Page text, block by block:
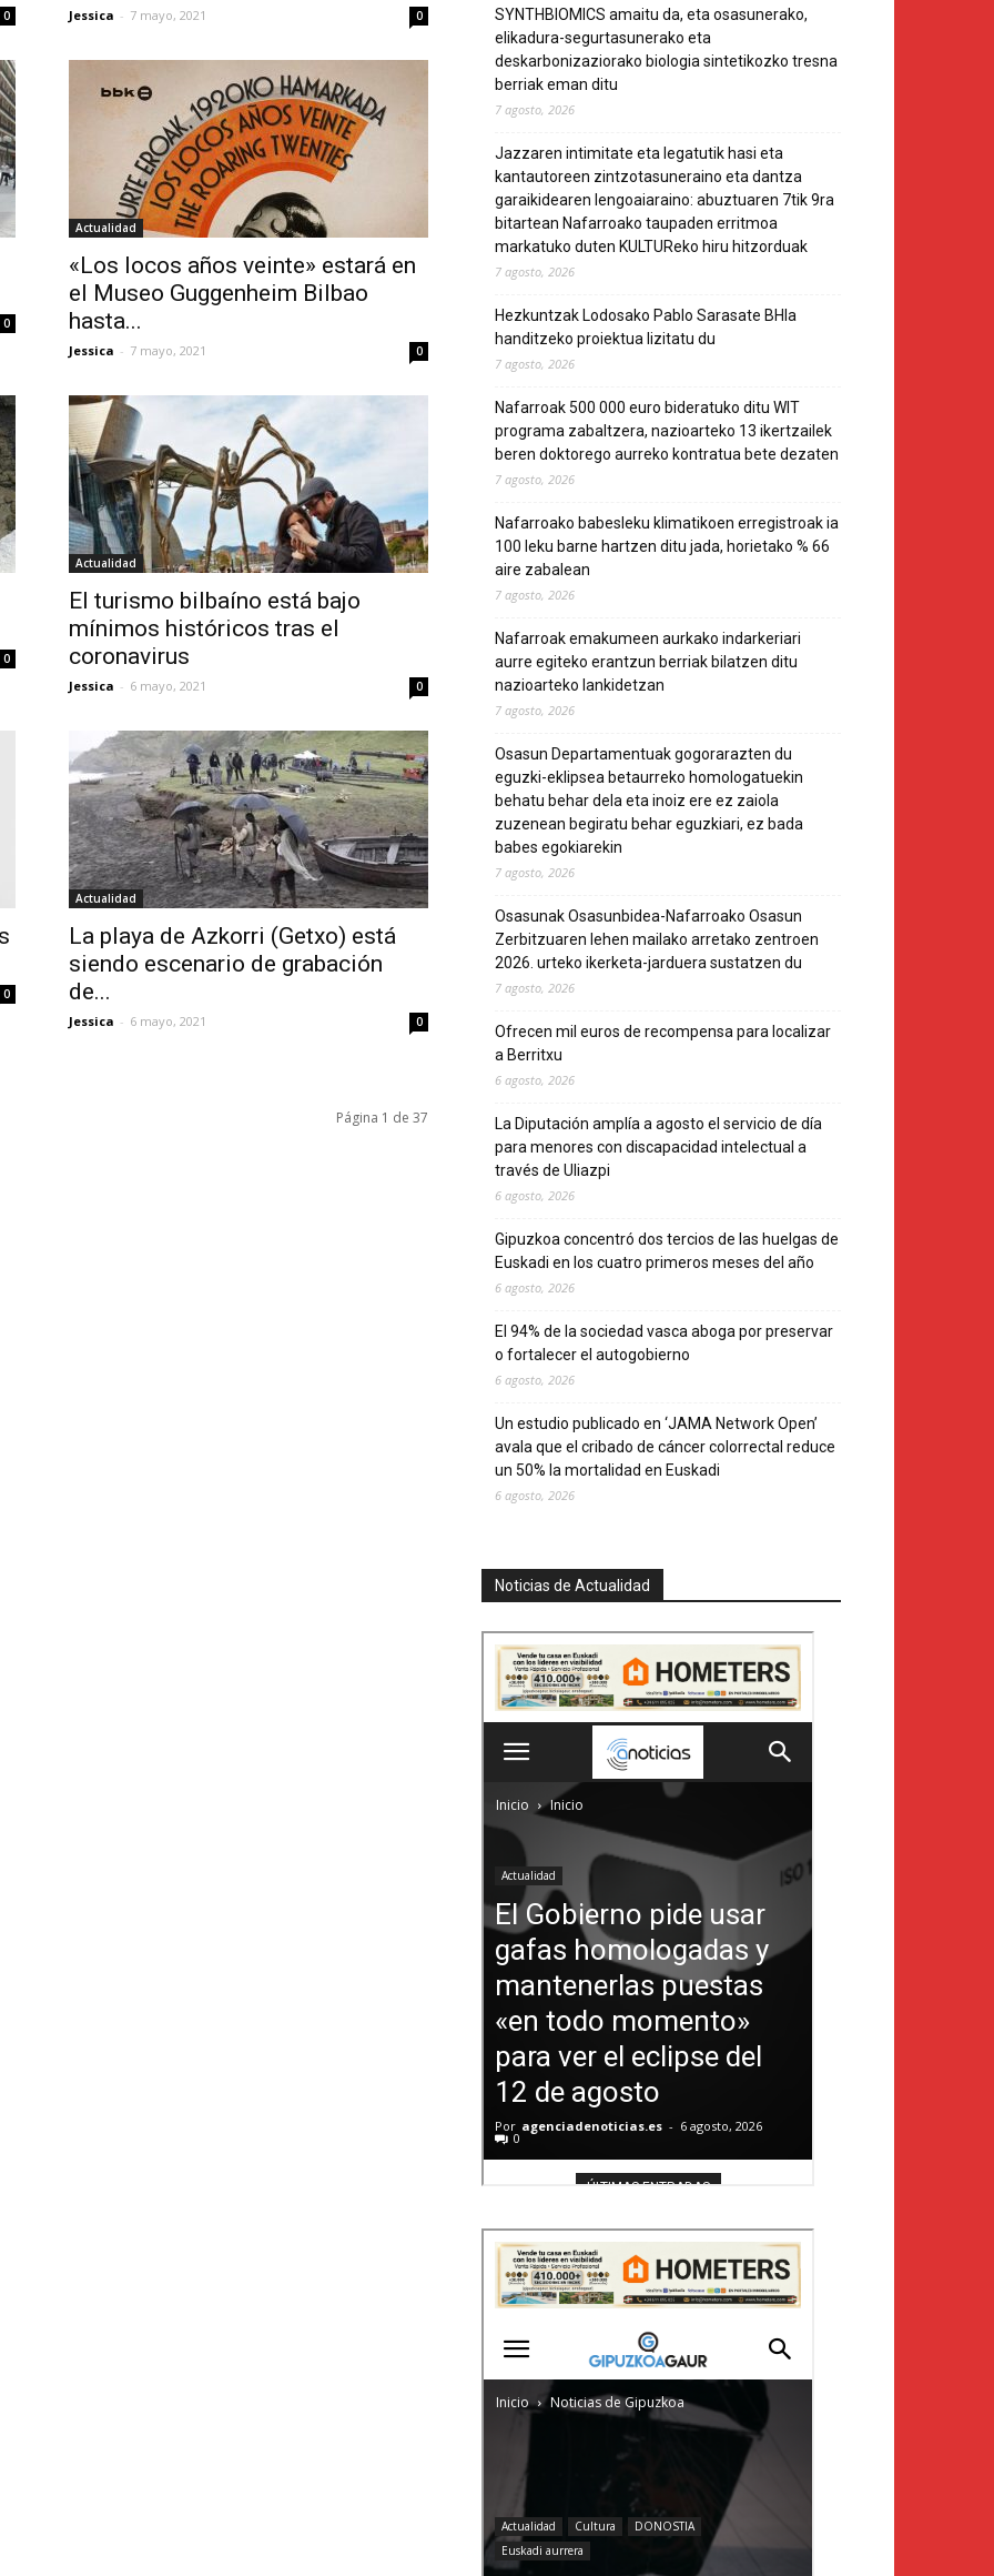
0 Jessica - 7 mayo, 2021 0
0
Actualidad
«Los locos años veinte» estará en
el Museo Guggenheim Bilbao
hasta...
Jessica - 7 mayo, 2021 0
0
Actualidad
El turismo bilbaíno está bajo
mínimos históricos tras el
coronavirus
Jessica - 6 mayo, 2021 0
0
Actualidad
La playa de Azkorri (Getxo) está
siendo escenario de grabación
de...
Jessica - 6 mayo, 2021 0
Página 1 de 37
SYNTHBIOMICS amaitu da, eta osasunerako,
elikadura-segurtasunerako eta
deskarbonizaziorako biologia sintetikozko tresna
berriak eman ditu
7 agosto, 2026
Jazzaren intimitate eta legatutik hasi eta
kantautoreen zintzotasuneraino eta dantza
garaikidearen lengoaiaraino: abuztuaren 7tik 9ra
bitartean Nafarroako taupaden erritmoa
markatuko duten KULTUReko hiru hitzorduak
7 agosto, 2026
Hezkuntzak Lodosako Pablo Sarasate BHIa
handitzeko proiektua lizitatu du
7 agosto, 2026
Nafarroak 500 000 euro bideratuko ditu WIT
programa zabaltzera, nazioarteko 13 ikertzailek
beren doktorego aurreko kontratua bete dezaten
7 agosto, 2026
Nafarroako babesleku klimatikoen erregistroak ia
100 leku barne hartzen ditu jada, horietako % 66
aire zabalean
7 agosto, 2026
Nafarroak emakumeen aurkako indarkeriari
aurre egiteko erantzun berriak bilatzen ditu
nazioarteko lankidetzan
7 agosto, 2026
Osasun Departamentuak gogorarazten du
eguzki-eklipsea betaurreko homologatuekin
behatu behar dela eta inoiz ere ez zaiola
zuzenean begiratu behar eguzkiari, ez bada
babes egokiarekin
7 agosto, 2026
Osasunak Osasunbidea-Nafarroako Osasun
Zerbitzuaren lehen mailako arretako zentroen
2026. urteko ikerketa-jarduera sustatzen du
7 agosto, 2026
Ofrecen mil euros de recompensa para localizar
a Berritxu
6 agosto, 2026
La Diputación amplía a agosto el servicio de día
para menores con discapacidad intelectual a
través de Uliazpi
6 agosto, 2026
Gipuzkoa concentró dos tercios de las huelgas de
Euskadi en los cuatro primeros meses del año
6 agosto, 2026
El 94% de la sociedad vasca aboga por preservar
o fortalecer el autogobierno
6 agosto, 2026
Un estudio publicado en ‘JAMA Network Open’
avala que el cribado de cáncer colorrectal reduce
un 50% la mortalidad en Euskadi
6 agosto, 2026
Noticias de Actualidad